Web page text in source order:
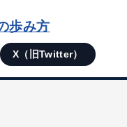
歩み方
X（旧Twitter）